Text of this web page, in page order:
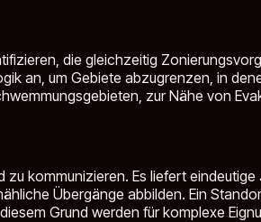
die gleichzeitig
an, um Gebiete abzugrenzen, in
zur Nähe von
kommunizieren. Es liefert
Übergänge abbilden. Ein
Grund werden für komplexe